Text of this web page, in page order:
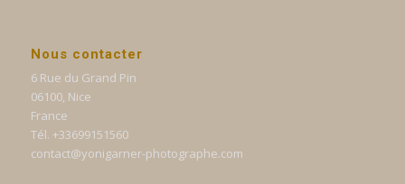
Nous contacter
6 Rue du Grand Pin
06100, Nice
France
Tél. +33699151560
contact@yonigarner-photographe.com